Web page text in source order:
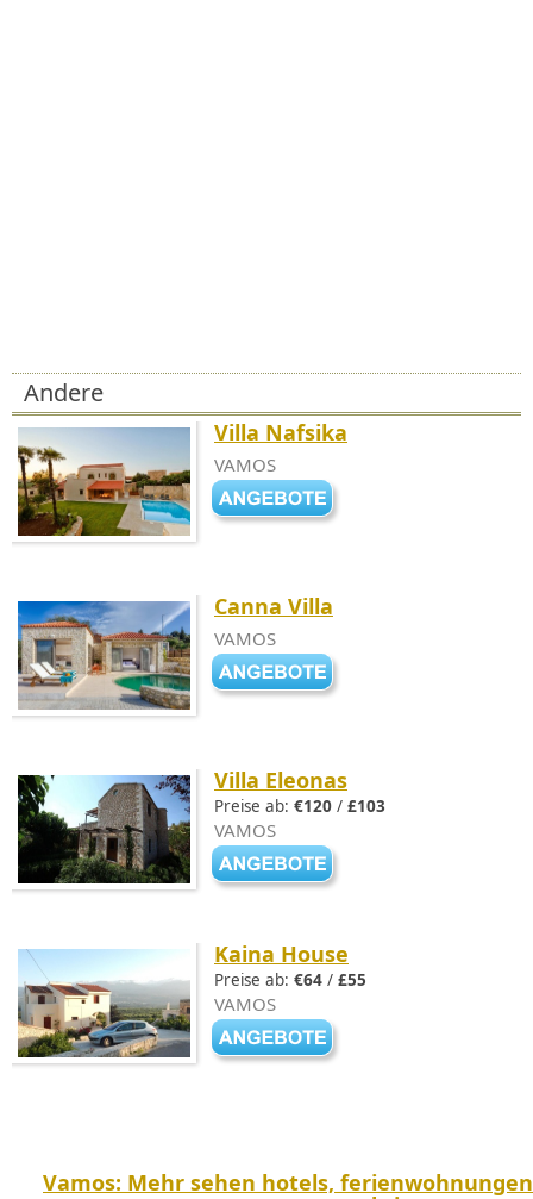
Andere
Villa Nafsika
VAMOS
Canna Villa
VAMOS
Villa Eleonas
Preise ab: €120 / £103
VAMOS
Kaina House
Preise ab: €64 / £55
VAMOS
Vamos: Mehr sehen hotels, ferienwohnungen